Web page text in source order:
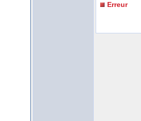
Erreur